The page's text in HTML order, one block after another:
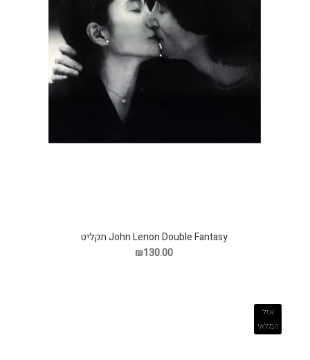
John Lenon Double Fantasy תקליט
₪130.00
אזל
המלאי